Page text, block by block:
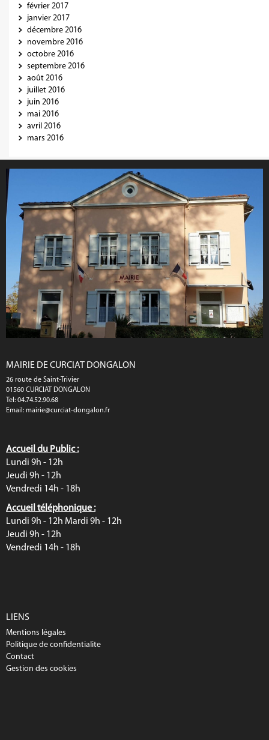
février 2017
janvier 2017
décembre 2016
novembre 2016
octobre 2016
septembre 2016
août 2016
juillet 2016
juin 2016
mai 2016
avril 2016
mars 2016
MAIRIE DE CURCIAT DONGALON
26 route de Saint-Trivier
01560 CURCIAT DONGALON
Tel: 04.74.52.90.68
Email: mairie@curciat-dongalon.fr
Accueil du Public :
Lundi 9h - 12h
Jeudi 9h - 12h
Vendredi 14h - 18h
Accueil téléphonique :
Lundi 9h - 12h Mardi 9h - 12h
Jeudi 9h - 12h
Vendredi 14h - 18h
LIENS
Mentions légales
Politique de confidentialite
Contact
Gestion des cookies